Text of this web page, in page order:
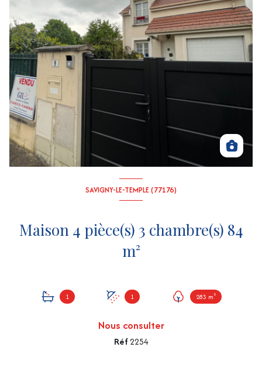
SAVIGNY-LE-TEMPLE (77176)
Maison 4 pièce(s) 3 chambre(s) 84
m²
1 1 283 m²
Nous consulter
Réf2254